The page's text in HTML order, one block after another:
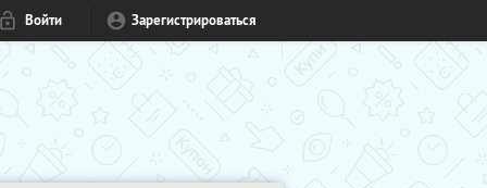
Войти Зарегистрироваться